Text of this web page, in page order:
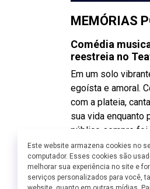
MEMÓRIAS
Comédia
reestreia no
Em um solo
egoísta e amoral.
com a plateia,
sua vida enquanto
público sempre foi
por causa do
Assis, e foi
do uso de seus
cenas ora sérias,
Este website armazena cookies no
computador. Esses cookies são
melhorar sua experiência no site e
serviços personalizados para você,